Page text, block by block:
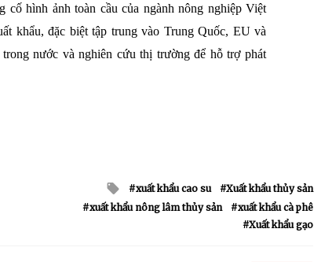
hình ảnh toàn cầu của ngành nông nghiệp Việt
khẩu, đặc biệt tập trung vào Trung Quốc, EU và
nước và nghiên cứu thị trường để hỗ trợ phát
Tagged
with
xuất khẩu cao su
Xuất khẩu thủy sản
xuất khẩu nông lâm thủy sản
xuất khẩu cà phê
Xuất khẩu gạo